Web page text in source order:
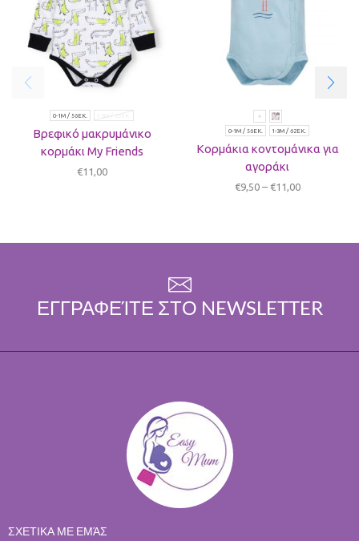
0-1M / 56ΕΚ. 1-3Μ / 62ΕΚ.
Βρεφικό μακρυμάνικο
κορμάκι My Friends
€11,00
0-1M / 56ΕΚ. 1-3Μ / 62ΕΚ.
Kορμάκια κοντομάνικα για
αγοράκι
€9,50 – €11,00
ΕΓΓΡΑΦΕΊΤΕ ΣΤΟ NEWSLETTER
ΣΧΕΤΙΚΑ ΜΕ ΕΜΆΣ